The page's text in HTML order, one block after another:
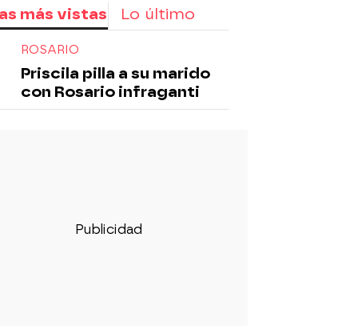
más vistas Lo último
ROSARIO
Priscila pilla a su marido
con Rosario infraganti